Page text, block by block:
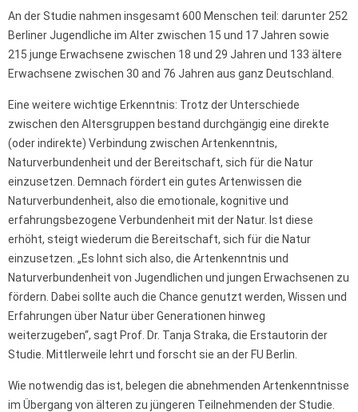
An der Studie nahmen insgesamt 600 Menschen teil: darunter 252
Berliner Jugendliche im Alter zwischen 15 und 17 Jahren sowie
215 junge Erwachsene zwischen 18 und 29 Jahren und 133 ältere
Erwachsene zwischen 30 and 76 Jahren aus ganz Deutschland.
Eine weitere wichtige Erkenntnis: Trotz der Unterschiede
zwischen den Altersgruppen bestand durchgängig eine direkte
(oder indirekte) Verbindung zwischen Artenkenntnis,
Naturverbundenheit und der Bereitschaft, sich für die Natur
einzusetzen. Demnach fördert ein gutes Artenwissen die
Naturverbundenheit, also die emotionale, kognitive und
erfahrungsbezogene Verbundenheit mit der Natur. Ist diese
erhöht, steigt wiederum die Bereitschaft, sich für die Natur
einzusetzen. „Es lohnt sich also, die Artenkenntnis und
Naturverbundenheit von Jugendlichen und jungen Erwachsenen zu
fördern. Dabei sollte auch die Chance genutzt werden, Wissen und
Erfahrungen über Natur über Generationen hinweg
weiterzugeben“, sagt Prof. Dr. Tanja Straka, die Erstautorin der
Studie. Mittlerweile lehrt und forscht sie an der FU Berlin.
Wie notwendig das ist, belegen die abnehmenden Artenkenntnisse
im Übergang von älteren zu jüngeren Teilnehmenden der Studie.